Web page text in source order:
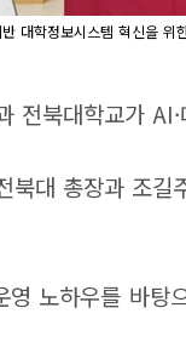
대학정보시스템 혁신을
전북대학교가
대 총장과 조
노하우를 바